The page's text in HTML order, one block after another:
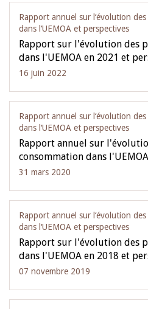
Rapport annuel sur l‘évolution
dans l‘UEMOA et perspectives
Rapport sur l'évolution des
dans l'UEMOA en 2021 et
16 juin 2022
Rapport annuel sur l‘évolution
dans l‘UEMOA et perspectives
Rapport annuel sur
consommation dans
31 mars 2020
Rapport annuel sur l‘évolution
dans l‘UEMOA et perspectives
Rapport sur l'évolution des
dans l'UEMOA en 2018 et
07 novembre 2019